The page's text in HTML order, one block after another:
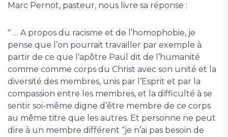
Marc Pernot, pasteur, nous livre sa réponse :
" … A propos du racisme et de l’homophobie, je
pense que l’on pourrait travailler par exemple à
partir de ce que l’apôtre Paul dit de l’humanité
comme comme corps du Christ avec son unité et la
diversité des membres, unis par l’Esprit et par la
compassion entre les membres, et la difficulté à se
sentir soi-même digne d’être membre de ce corps
au même titre que les autres. Et personne ne peut
dire à un membre différent “je n’ai pas besoin de